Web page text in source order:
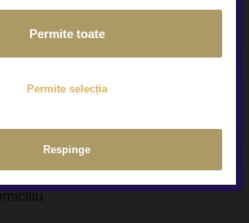
Permite toate
Permite selecția
Respinge
rutieră